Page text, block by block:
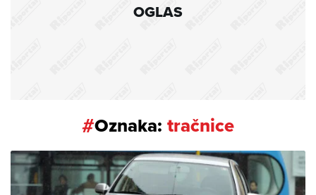
OGLAS
#Oznaka: tračnice